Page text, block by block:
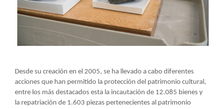
Desde su creación en el 2005, se ha llevado a cabo diferentes
acciones que han permitido la protección del patrimonio cultural,
entre los más destacados esta la incautación de 12.085 bienes y
la repatriación de 1.603 piezas pertenecientes al patrimonio